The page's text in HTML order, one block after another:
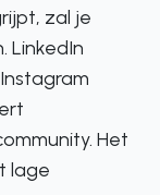
zal je
LinkedIn
Het
lage